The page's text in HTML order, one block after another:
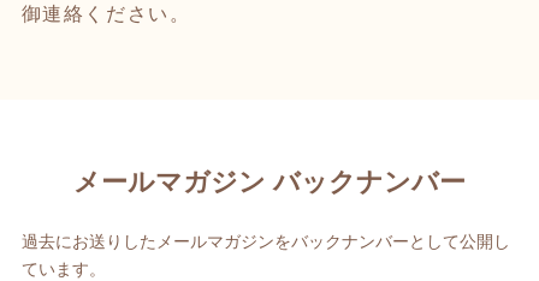
御連絡ください。
メールマガジン バックナンバー
過去にお送りしたメールマガジンをバックナンバーとして公開し
ています。